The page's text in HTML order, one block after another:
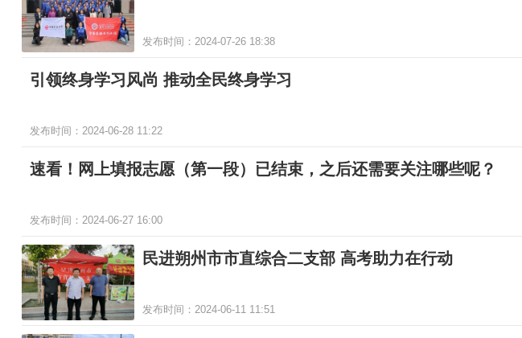
发布时间：2024-07-26 18:38
引领终身学习风尚 推动全民终身学习
发布时间：2024-06-28 11:22
速看！网上填报志愿（第一段）已结束，之后还需要关注哪些呢？
发布时间：2024-06-27 16:00
民进朔州市市直综合二支部 高考助力在行动
发布时间：2024-06-11 11:51